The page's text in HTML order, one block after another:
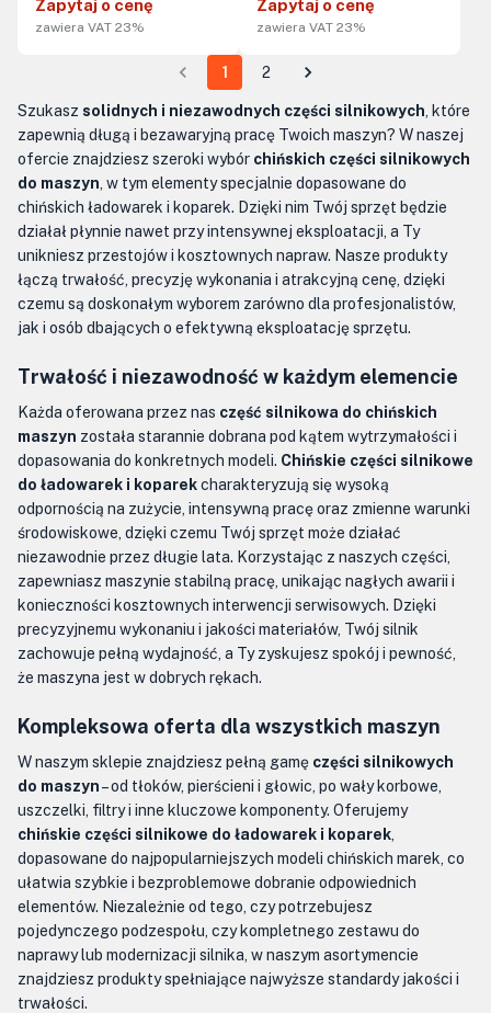
Zapytaj o cenę
zawiera VAT 23%
Zapytaj o cenę
zawiera VAT 23%
1 2
Szukasz solidnych i niezawodnych części silnikowych , które
zapewnią długą i bezawaryjną pracę Twoich maszyn? W naszej
ofercie znajdziesz szeroki wybór chińskich części silnikowych
do maszyn , w tym elementy specjalnie dopasowane do
chińskich ładowarek i koparek. Dzięki nim Twój sprzęt będzie
działał płynnie nawet przy intensywnej eksploatacji, a Ty
unikniesz przestojów i kosztownych napraw. Nasze produkty
łączą trwałość, precyzję wykonania i atrakcyjną cenę, dzięki
czemu są doskonałym wyborem zarówno dla profesjonalistów,
jak i osób dbających o efektywną eksploatację sprzętu.
Trwałość i niezawodność w każdym elemencie
Każda oferowana przez nas część silnikowa do chińskich
maszyn została starannie dobrana pod kątem wytrzymałości i
dopasowania do konkretnych modeli. Chińskie części silnikowe
do ładowarek i koparekcharakteryzują się wysoką
odpornością na zużycie, intensywną pracę oraz zmienne warunki
środowiskowe, dzięki czemu Twój sprzęt może działać
niezawodnie przez długie lata. Korzystając z naszych części,
zapewniasz maszynie stabilną pracę, unikając nagłych awarii i
konieczności kosztownych interwencji serwisowych. Dzięki
precyzyjnemu wykonaniu i jakości materiałów, Twój silnik
zachowuje pełną wydajność, a Ty zyskujesz spokój i pewność,
że maszyna jest w dobrych rękach.
Kompleksowa oferta dla wszystkich maszyn
W naszym sklepie znajdziesz pełną gamę części silnikowych
do maszyn– od tłoków, pierścieni i głowic, po wały korbowe,
uszczelki, filtry i inne kluczowe komponenty. Oferujemy
chińskie części silnikowe do ładowarek i koparek
dopasowane do najpopularniejszych modeli chińskich marek, co
ułatwia szybkie i bezproblemowe dobranie odpowiednich
elementów. Niezależnie od tego, czy potrzebujesz
pojedynczego podzespołu, czy kompletnego zestawu do
naprawy lub modernizacji silnika, w naszym asortymencie
znajdziesz produkty spełniające najwyższe standardy jakości i
trwałości.